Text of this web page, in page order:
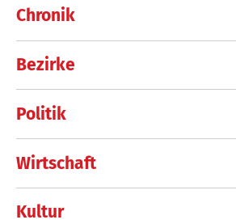
Chronik
Bezirke
Politik
Wirtschaft
Kultur